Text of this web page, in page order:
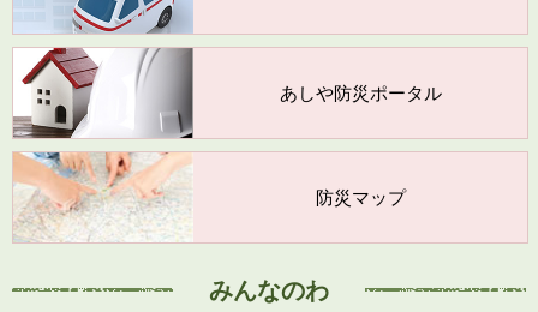
あしや防災ポータル
防災マップ
みんなのわ